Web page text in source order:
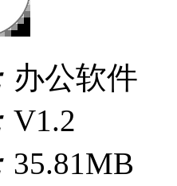
办公软件
V1.2
35.81MB